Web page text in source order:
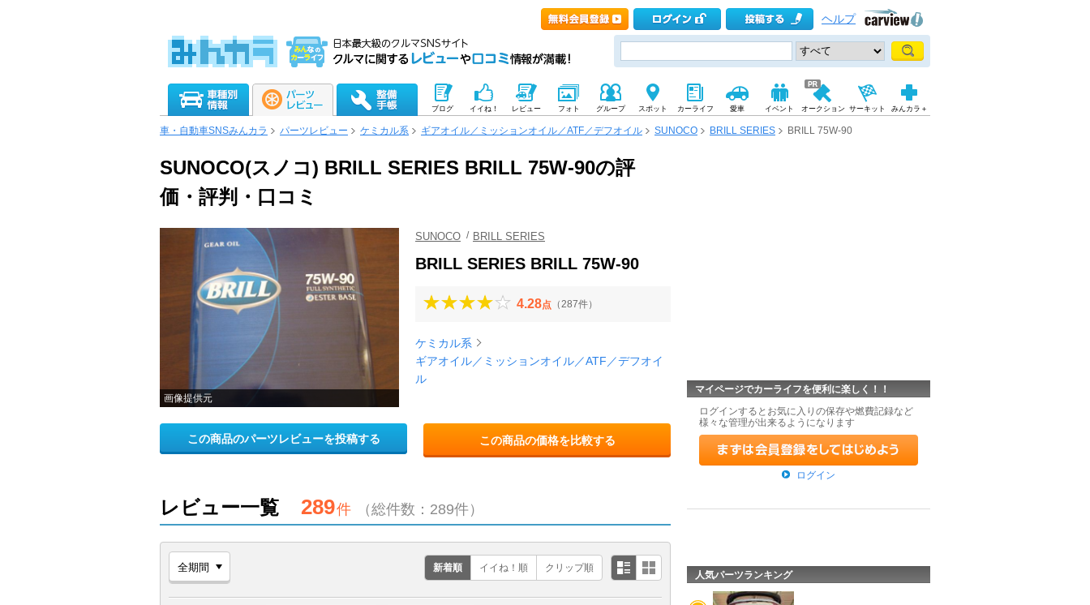
ヘルプ
ブログ イイね！ レビュー フォト グループ スポット カーライフ 愛車 イベント オークション サーキット みんカラ＋
車・自動車SNSみんカラ パーツレビュー ケミカル系 ギアオイル／ミッションオイル／ATF／デフオイル SUNOCO BRILL SERIES BRILL 75W-90
SUNOCO(スノコ) BRILL SERIES BRILL 75W-90の評
価・評判・口コミ
画像提供元
SUNOCO BRILL SERIES
BRILL SERIES BRILL 75W-90
4.28点 （287件）
ケミカル系
ギアオイル／ミッションオイル／ATF／デフオイ
ル
この商品のパーツレビューを投稿する この商品の価格を比較する
レビュー一覧 289件 （総件数：289件）
新着順 イイね！順 クリップ順
マイページでカーライフを便利に楽しく！！
ログインするとお気に入りの保存や燃費記録など
様々な管理が出来るようになります
ログイン
人気パーツランキング